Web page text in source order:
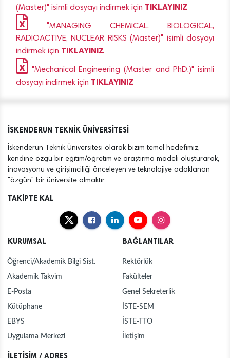
(Master)" isimli dosyayı indirmek için TIKLAYINIZ
"MANAGING CHEMICAL, BIOLOGICAL,
RADIOACTIVE, NUCLEAR RISKS (Master)" isimli dosyayı
indirmek için TIKLAYINIZ
"Mechanical Engineering (Master and PhD.)" isimli
dosyayı indirmek için TIKLAYINIZ
İSKENDERUN TEKNİK ÜNİVERSİTESİ
İskenderun Teknik Üniversitesi olarak bizim temel hedefimiz,
kendine özgü bir eğitim/öğretim ve araştırma modeli oluşturarak,
inovasyonu ve girişimciliği önceleyen ve teknolojiye odaklanan
"özgün" bir üniversite olmaktır.
TAKİPTE KAL
KURUMSAL
Öğrenci/Akademik Bilgi Sist.
Akademik Takvim
E-Posta
Kütüphane
EBYS
Uygulama Merkezi
BAĞLANTILAR
Rektörlük
Fakülteler
Genel Sekreterlik
İSTE-SEM
İSTE-TTO
İletişim
İLETİŞİM / ADRES